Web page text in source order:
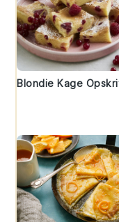
Blondie Kage